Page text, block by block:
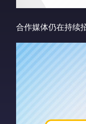
合作媒体仍在持续